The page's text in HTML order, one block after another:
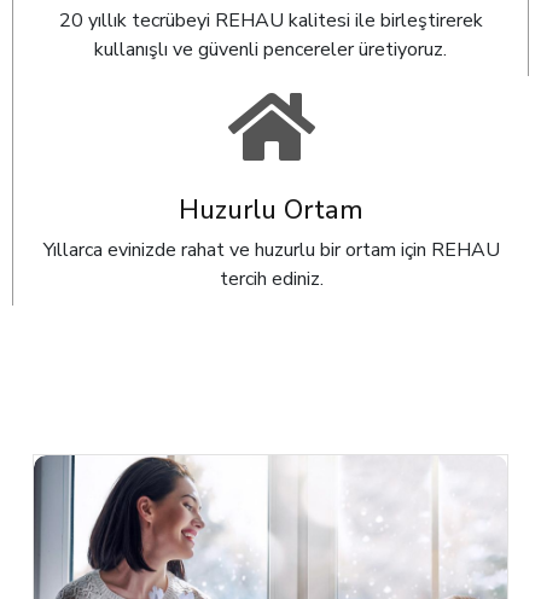
20 yıllık tecrübeyi REHAU kalitesi ile birleştirerek
kullanışlı ve güvenli pencereler üretiyoruz.
Huzurlu Ortam
Yıllarca evinizde rahat ve huzurlu bir ortam için REHAU
tercih ediniz.